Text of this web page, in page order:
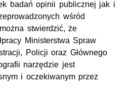
badań opinii publicznej jak i
wśród
stwierdzić, że
Ministerstwa Spraw
Policji oraz Głównego
narzędzie jest
i oczekiwanym przez